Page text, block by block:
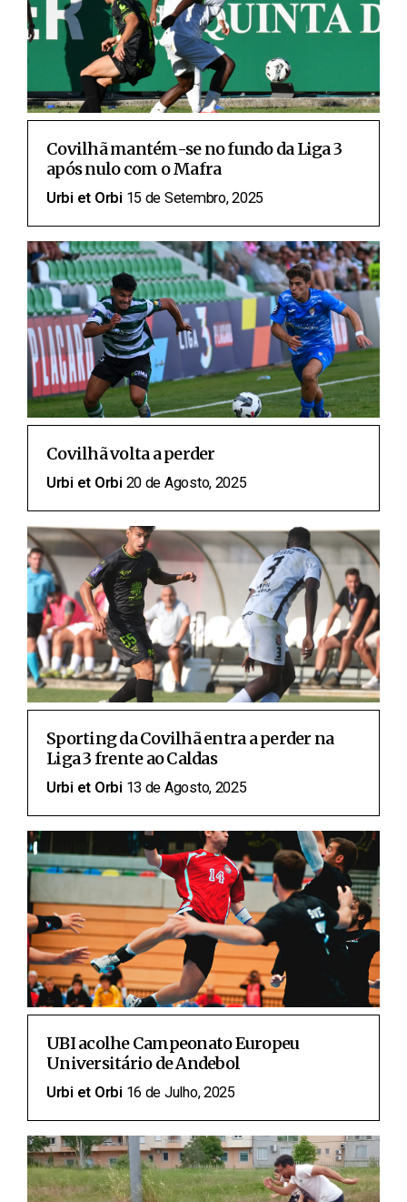
Covilhã mantém-se no fundo da Liga 3
após nulo com o Mafra
Urbi et Orbi 15 de Setembro, 2025
Covilhã volta a perder
Urbi et Orbi 20 de Agosto, 2025
Sporting da Covilhã entra a perder na
Liga 3 frente ao Caldas
Urbi et Orbi 13 de Agosto, 2025
UBI acolhe Campeonato Europeu
Universitário de Andebol
Urbi et Orbi 16 de Julho, 2025